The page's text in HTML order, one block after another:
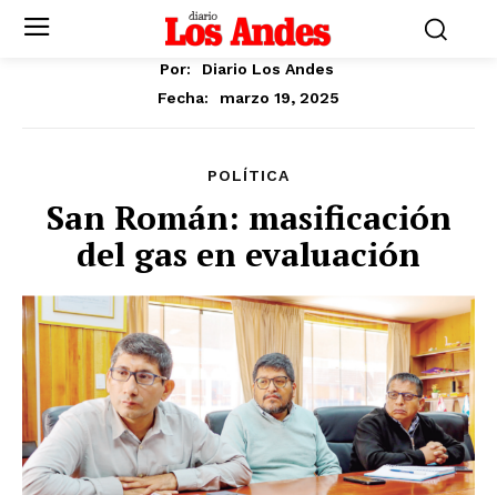
Por:
Diario Los Andes
Fecha:
marzo 19, 2025
POLÍTICA
San Román: masificación
del gas en evaluación